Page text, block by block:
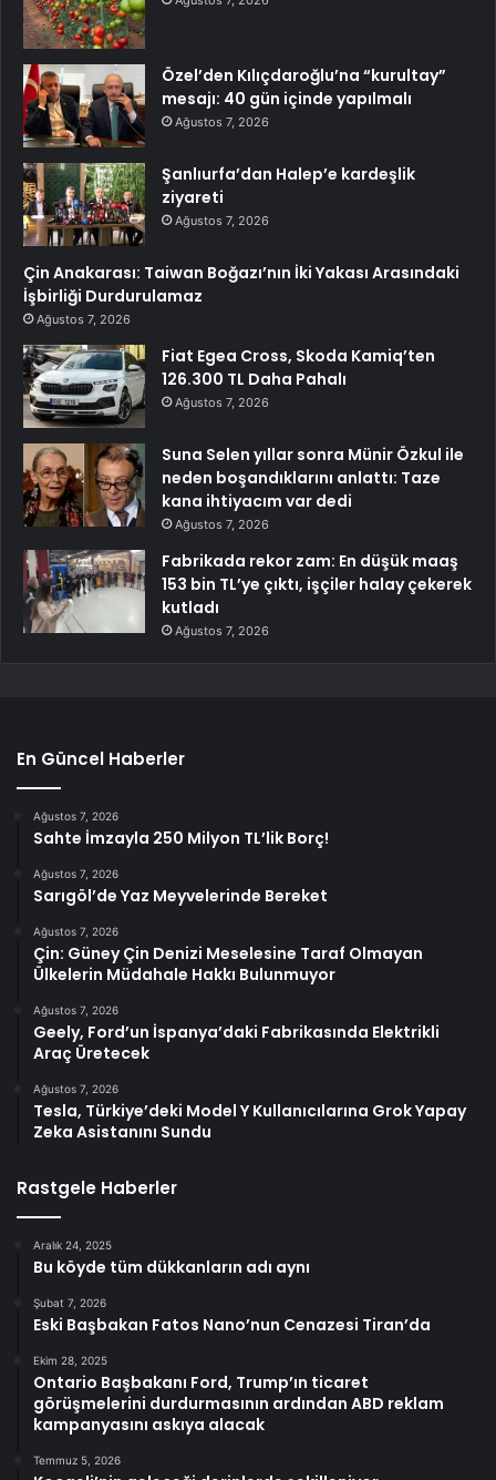
Özel’den Kılıçdaroğlu’na “kurultay”
mesajı: 40 gün içinde yapılmalı
Ağustos 7, 2026
Şanlıurfa’dan Halep’e kardeşlik
ziyareti
Ağustos 7, 2026
Çin Anakarası: Taiwan Boğazı’nın İki Yakası Arasındaki
İşbirliği Durdurulamaz
Ağustos 7, 2026
Fiat Egea Cross, Skoda Kamiq’ten
126.300 TL Daha Pahalı
Ağustos 7, 2026
Suna Selen yıllar sonra Münir Özkul ile
neden boşandıklarını anlattı: Taze
kana ihtiyacım var dedi
Ağustos 7, 2026
Fabrikada rekor zam: En düşük maaş
153 bin TL’ye çıktı, işçiler halay çekerek
kutladı
Ağustos 7, 2026
En Güncel Haberler
Ağustos 7, 2026
Sahte İmzayla 250 Milyon TL’lik Borç!
Ağustos 7, 2026
Sarıgöl’de Yaz Meyvelerinde Bereket
Ağustos 7, 2026
Çin: Güney Çin Denizi Meselesine Taraf Olmayan
Ülkelerin Müdahale Hakkı Bulunmuyor
Ağustos 7, 2026
Geely, Ford’un İspanya’daki Fabrikasında Elektrikli
Araç Üretecek
Ağustos 7, 2026
Tesla, Türkiye’deki Model Y Kullanıcılarına Grok Yapay
Zeka Asistanını Sundu
Rastgele Haberler
Aralık 24, 2025
Bu köyde tüm dükkanların adı aynı
Şubat 7, 2026
Eski Başbakan Fatos Nano’nun Cenazesi Tiran’da
Ekim 28, 2025
Ontario Başbakanı Ford, Trump’ın ticaret
görüşmelerini durdurmasının ardından ABD reklam
kampanyasını askıya alacak
Temmuz 5, 2026